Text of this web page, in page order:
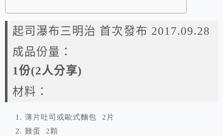
起司瀑布三明治 首次發布 2017.09.28
成品份量：
1份(2人分享)
材料：
薄片吐司或歐式麵包 2 片
雞蛋
2顆